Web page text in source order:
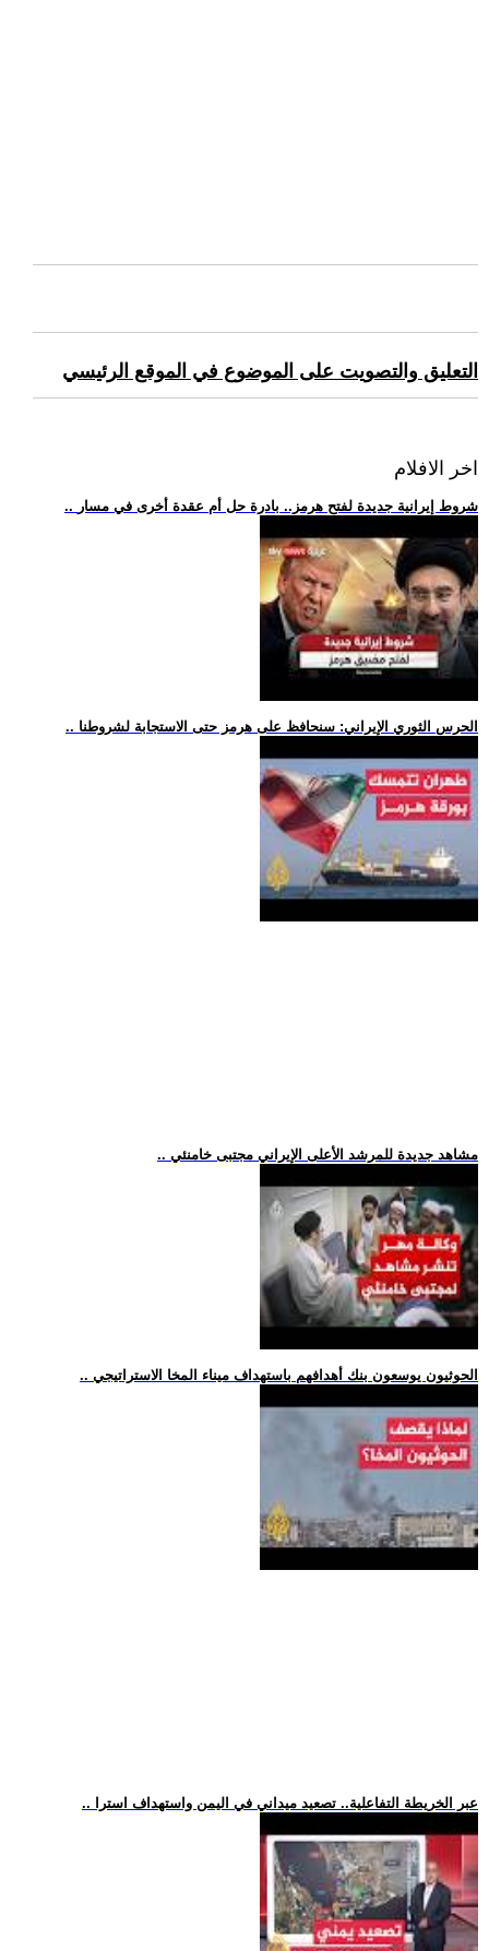
التعليق والتصويت على الموضوع في الموقع الرئيسي
اخر الافلام
.. شروط إيرانية جديدة لفتح هرمز.. بادرة حل أم عقدة أخرى في مسار
.. الحرس الثوري الإيراني: سنحافظ على هرمز حتى الاستجابة لشروطنا
.. مشاهد جديدة للمرشد الأعلى الإيراني مجتبى خامنئي
.. الحوثيون يوسعون بنك أهدافهم باستهداف ميناء المخا الاستراتيجي
.. عبر الخريطة التفاعلية.. تصعيد ميداني في اليمن واستهداف استرا